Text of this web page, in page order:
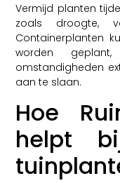
Vermijd planten
zoals droogte,
Containerplanten
worden
omstandigheden
aan te slaan.
Hoe
helpt